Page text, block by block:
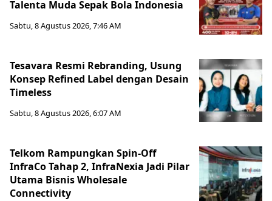
Talenta Muda Sepak Bola Indonesia
Sabtu, 8 Agustus 2026, 7:46 AM
Tesavara Resmi Rebranding, Usung
Konsep Refined Label dengan Desain
Timeless
Sabtu, 8 Agustus 2026, 6:07 AM
Telkom Rampungkan Spin-Off
InfraCo Tahap 2, InfraNexia Jadi Pilar
Utama Bisnis Wholesale
Connectivity